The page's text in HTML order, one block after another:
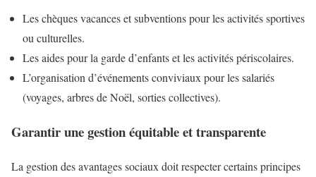
Les chèques vacances et subventions pour les activités sportives
ou culturelles.
Les aides pour la garde d’enfants et les activités périscolaires.
L’organisation d’événements conviviaux pour les salariés
(voyages, arbres de Noël, sorties collectives).
Garantir une gestion équitable et transparente
La gestion des avantages sociaux doit respecter certains principes